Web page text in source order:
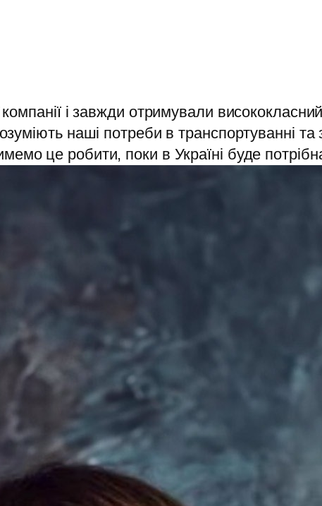
і завжди отримували
наші потреби в транспортуванні та
це робити, поки в Україні буде